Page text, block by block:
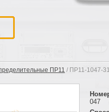
ПР11 / ПР11-1047-
047